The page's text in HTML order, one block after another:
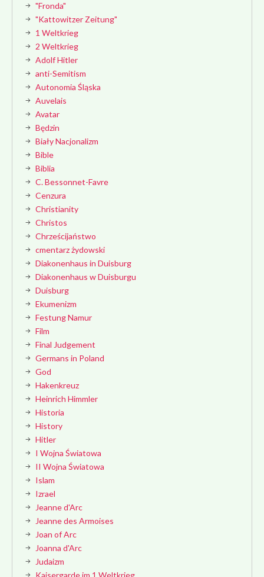
"Fronda"
"Kattowitzer Zeitung"
1 Weltkrieg
2 Weltkrieg
Adolf Hitler
anti-Semitism
Autonomia Śląska
Auvelais
Avatar
Będzin
Biały Nacjonalizm
Bible
Biblia
C. Bessonnet-Favre
Cenzura
Christianity
Christos
Chrześcijaństwo
cmentarz żydowski
Diakonenhaus in Duisburg
Diakonenhaus w Duisburgu
Duisburg
Ekumenizm
Festung Namur
Film
Final Judgement
Germans in Poland
God
Hakenkreuz
Heinrich Himmler
Historia
History
Hitler
I Wojna Światowa
II Wojna Światowa
Islam
Izrael
Jeanne d'Arc
Jeanne des Armoises
Joan of Arc
Joanna d'Arc
Judaizm
Kaisergarde im 1 Weltkrieg